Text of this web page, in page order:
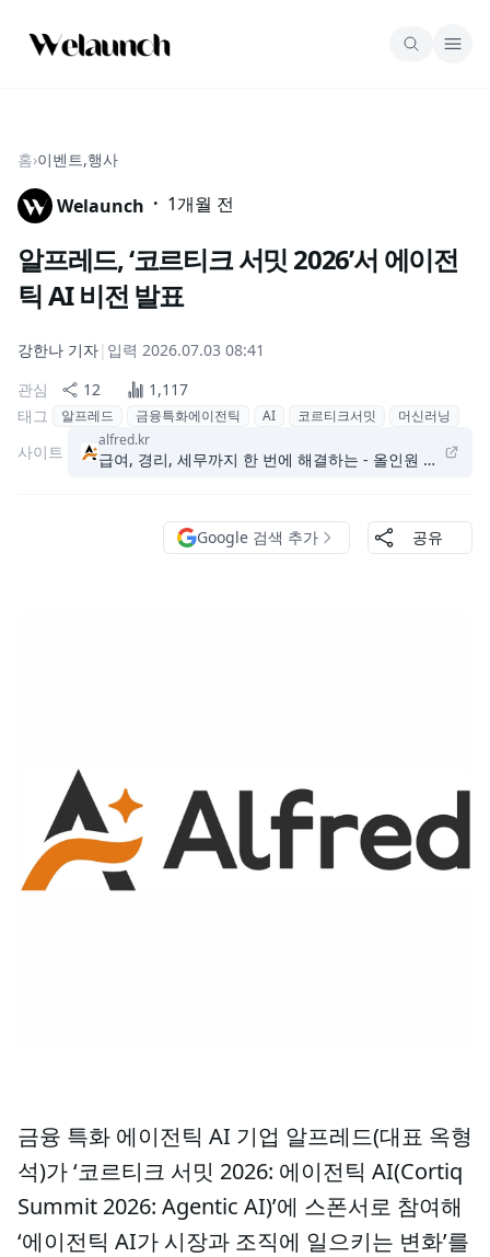
홈›이벤트,행사
Welaunch · 1개월 전
알프레드, ‘코르티크 서밋 2026’서 에이전
틱 AI 비전 발표
강한나 기자| 입력 2026.07.03 08:41
관심
12
1,117
태그
알프레드 금융특화에이전틱 AI 코르티크서밋 머신러닝
사이트
alfred.kr
급여, 경리, 세무까지 한 번에 해결하는 - 올인원 금융
Google 검색 추가 공유
금융 특화 에이전틱 AI 기업 알프레드(대표 옥형
석)가 ‘코르티크 서밋 2026: 에이전틱 AI(Cortiq
Summit 2026: Agentic AI)’에 스폰서로 참여해
‘에이전틱 AI가 시장과 조직에 일으키는 변화’를